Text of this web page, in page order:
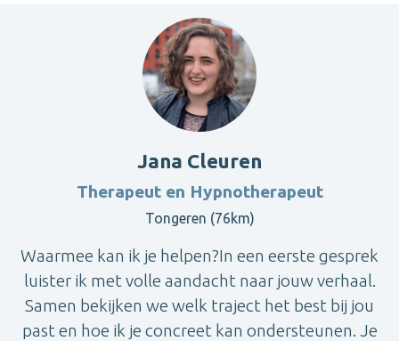
Jana Cleuren
Therapeut en Hypnotherapeut
Tongeren (76km)
Waarmee kan ik je helpen?In een eerste gesprek
luister ik met volle aandacht naar jouw verhaal.
Samen bekijken we welk traject het best bij jou
past en hoe ik je concreet kan ondersteunen. Je